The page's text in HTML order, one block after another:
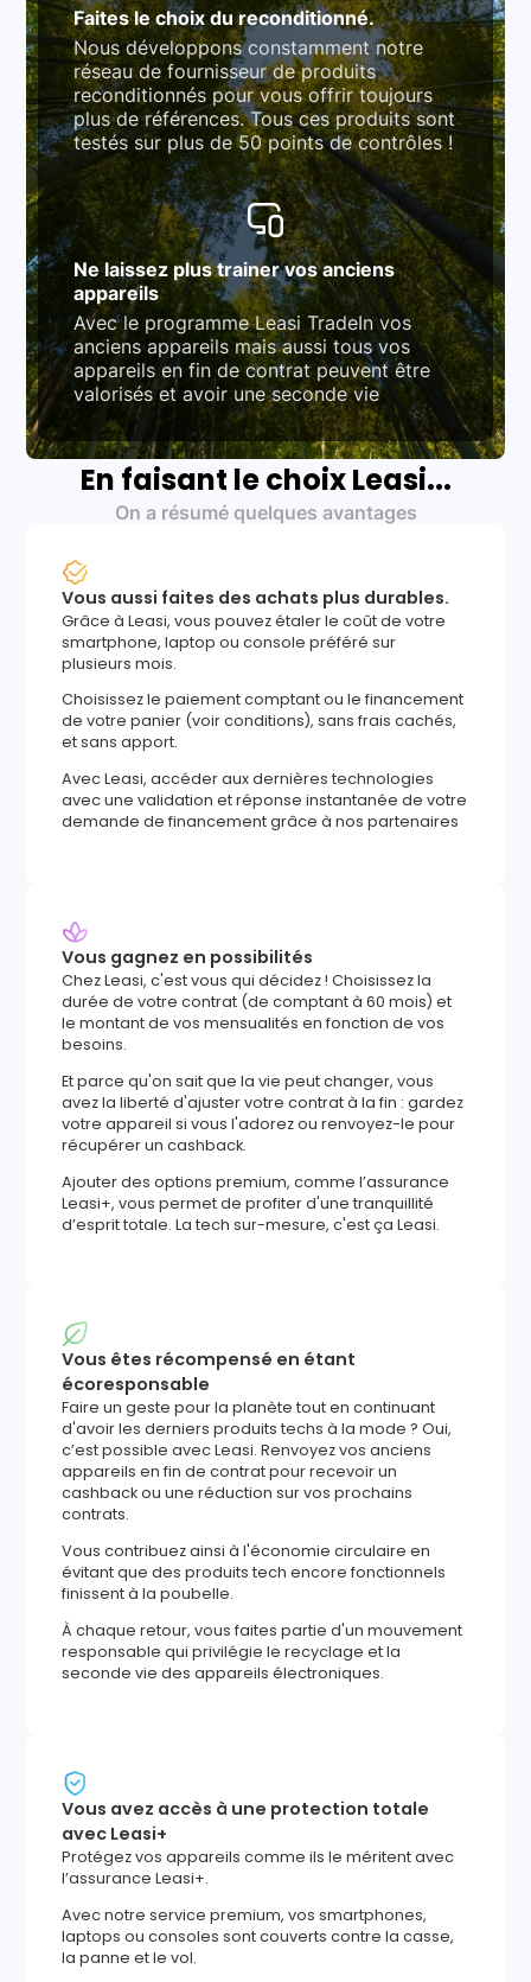
Faites le choix du reconditionné.
Nous développons constamment notre
réseau de fournisseur de produits
reconditionnés pour vous offrir toujours
plus de références. Tous ces produits sont
testés sur plus de 50 points de contrôles !
Ne laissez plus trainer vos anciens
appareils
Avec le programme Leasi TradeIn vos
anciens appareils mais aussi tous vos
appareils en fin de contrat peuvent être
valorisés et avoir une seconde vie
En faisant le choix Leasi...
On a résumé quelques avantages
Vous aussi faites des achats plus durables.
Grâce à Leasi, vous pouvez étaler le coût de votre
smartphone, laptop ou console préféré sur
plusieurs mois.
Choisissez le paiement comptant ou le financement
de votre panier (voir conditions), sans frais cachés,
et sans apport.
Avec Leasi, accéder aux dernières technologies
avec une validation et réponse instantanée de votre
demande de financement grâce à nos partenaires
Vous gagnez en possibilités
Chez Leasi, c'est vous qui décidez ! Choisissez la
durée de votre contrat (de comptant à 60 mois) et
le montant de vos mensualités en fonction de vos
besoins.
Et parce qu'on sait que la vie peut changer, vous
avez la liberté d'ajuster votre contrat à la fin : gardez
votre appareil si vous l'adorez ou renvoyez-le pour
récupérer un cashback.
Ajouter des options premium, comme l’assurance
Leasi+, vous permet de profiter d'une tranquillité
d’esprit totale. La tech sur-mesure, c'est ça Leasi.
Vous êtes récompensé en étant
écoresponsable
Faire un geste pour la planète tout en continuant
d'avoir les derniers produits techs à la mode ? Oui,
c’est possible avec Leasi. Renvoyez vos anciens
appareils en fin de contrat pour recevoir un
cashback ou une réduction sur vos prochains
contrats.
Vous contribuez ainsi à l'économie circulaire en
évitant que des produits tech encore fonctionnels
finissent à la poubelle.
À chaque retour, vous faites partie d'un mouvement
responsable qui privilégie le recyclage et la
seconde vie des appareils électroniques.
Vous avez accès à une protection totale
avec Leasi+
Protégez vos appareils comme ils le méritent avec
l’assurance Leasi+.
Avec notre service premium, vos smartphones,
laptops ou consoles sont couverts contre la casse,
la panne et le vol.